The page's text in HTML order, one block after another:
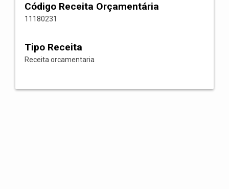
Código Receita Orçamentária
11180231
Tipo Receita
Receita orcamentaria